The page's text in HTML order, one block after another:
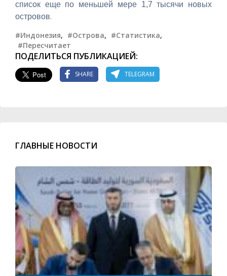
список еще по меньшей мере 1,7 тысячи новых
островов.
#Индонезия, #Острова, #Статистика,
#Пересчитает
ПОДЕЛИТЬСЯ ПУБЛИКАЦИЕЙ:
SHARE TELEGRAM
ГЛАВНЫЕ НОВОСТИ